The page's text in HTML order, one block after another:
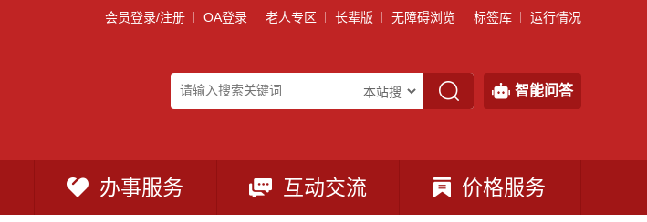
会员登录/注册 OA登录 老人专区 长辈版 无障碍浏览 标签库 运行情况
智能问答
办事服务 互动交流 价格服务